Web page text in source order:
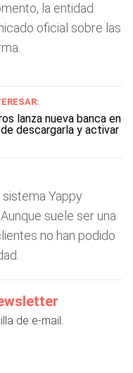
la entidad
oficial sobre las
lanza nueva banca en
descargarla y activar
Yappy
suele ser una
no han podido
de e-mail.